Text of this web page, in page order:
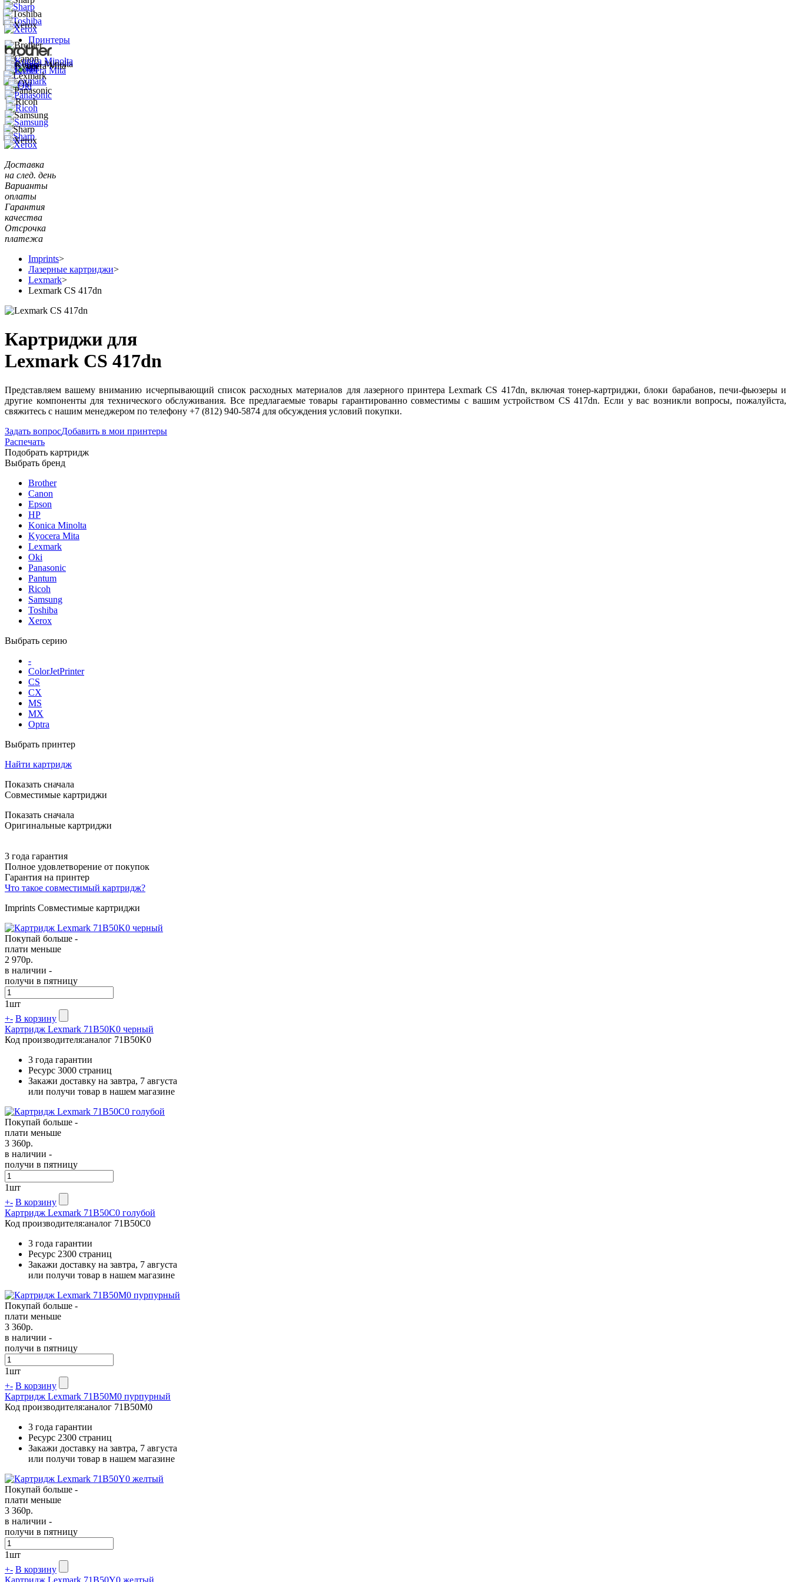
Принтеры
Доставка
на след. день
Варианты
оплаты
Гарантия
качества
Отсрочка
платежа
Imprints>
Лазерные картриджи>
Lexmark>
Lexmark CS 417dn
Картриджи для
Lexmark CS 417dn
Представляем вашему вниманию исчерпывающий список расходных материалов для лазерного принтера Lexmark CS 417dn, включая тонер-картриджи, блоки барабанов, печи-фьюзеры и
другие компоненты для технического обслуживания. Все предлагаемые товары гарантированно совместимы с вашим устройством CS 417dn. Если у вас возникли вопросы, пожалуйста,
свяжитесь с нашим менеджером по телефону +7 (812) 940-5874 для обсуждения условий покупки.
Задать вопросДобавить в мои принтеры
Распечать
Подобрать картридж
Выбрать бренд
Brother
Canon
Epson
HP
Konica Minolta
Kyocera Mita
Lexmark
Oki
Panasonic
Pantum
Ricoh
Samsung
Toshiba
Xerox
Выбрать серию
-
ColorJetPrinter
CS
CX
MS
MX
Optra
Выбрать принтер
Найти картридж
Показать сначала
Совместимые картриджи
Показать сначала
Оригинальные картриджи
3 года гарантия
Полное удовлетворение от покупок
Гарантия на принтер
Что такое совместимый картридж?
Imprints Совместимые картриджи
Покупай больше -
плати меньше
2 970р.
в наличии -
получи в пятницу
1шт
+- В корзину
Картридж Lexmark 71B50K0 черный
Код производителя:аналог 71B50K0
3 года гарантии
Ресурс 3000 страниц
Закажи доставку на завтра, 7 августа
или получи товар в нашем магазине
Покупай больше -
плати меньше
3 360р.
в наличии -
получи в пятницу
1шт
+- В корзину
Картридж Lexmark 71B50C0 голубой
Код производителя:аналог 71B50C0
3 года гарантии
Ресурс 2300 страниц
Закажи доставку на завтра, 7 августа
или получи товар в нашем магазине
Покупай больше -
плати меньше
3 360р.
в наличии -
получи в пятницу
1шт
+- В корзину
Картридж Lexmark 71B50M0 пурпурный
Код производителя:аналог 71B50M0
3 года гарантии
Ресурс 2300 страниц
Закажи доставку на завтра, 7 августа
или получи товар в нашем магазине
Покупай больше -
плати меньше
3 360р.
в наличии -
получи в пятницу
1шт
+- В корзину
Картридж Lexmark 71B50Y0 желтый